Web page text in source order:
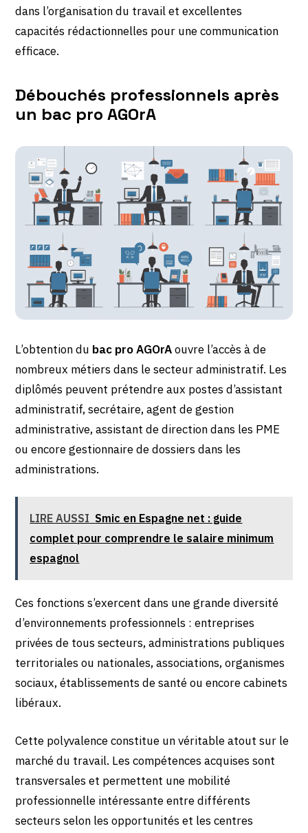
dans l’organisation du travail et excellentes
capacités rédactionnelles pour une communication
efficace.
Débouchés professionnels après
un bac pro AGOrA
L’obtention du bac pro AGOrAouvre l’accès à de
nombreux métiers dans le secteur administratif. Les
diplômés peuvent prétendre aux postes d’assistant
administratif, secrétaire, agent de gestion
administrative, assistant de direction dans les PME
ou encore gestionnaire de dossiers dans les
administrations.
LIRE AUSSI Smic en Espagne net : guide
complet pour comprendre le salaire minimum
espagnol
Ces fonctions s’exercent dans une grande diversité
d’environnements professionnels : entreprises
privées de tous secteurs, administrations publiques
territoriales ou nationales, associations, organismes
sociaux, établissements de santé ou encore cabinets
libéraux.
Cette polyvalence constitue un véritable atout sur le
marché du travail. Les compétences acquises sont
transversales et permettent une mobilité
professionnelle intéressante entre différents
secteurs selon les opportunités et les centres